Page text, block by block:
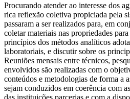
Procurando atender ao interesse dos
rica reflexão coletiva propiciada pela
passaram a ser realizados para, em
coletar materiais nas propriedades
princípios dos métodos analíticos
laboratoriais, e discutir sobre os
Reuniões mensais entre técnicos,
envolvidos são realizadas com o
conteúdos e metodologias de forma a
sejam conduzidos em coerência com
das instituições parcerias e com a